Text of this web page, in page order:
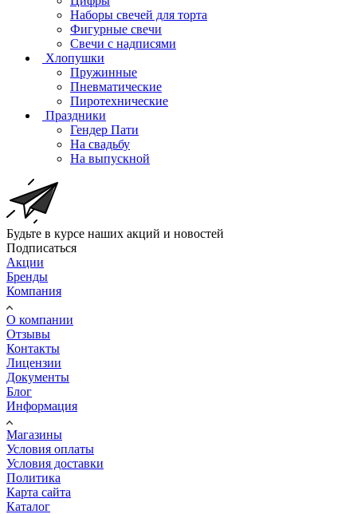
Наборы свечей для торта
Фигурные свечи
Свечи с надписями
Хлопушки
Пружинные
Пневматические
Пиротехнические
Праздники
Гендер Пати
На свадьбу
На выпускной
Будьте в курсе наших акций и новостей
Подписаться
Акции
Бренды
Компания
О компании
Отзывы
Контакты
Лицензии
Документы
Блог
Информация
Магазины
Условия оплаты
Условия доставки
Политика
Карта сайта
Каталог